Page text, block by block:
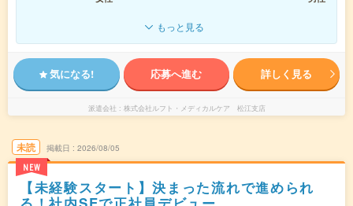
もっと見る
気になる! 応募へ進む 詳しく見る
派遣会社 株式会社ルフト・メディカルケア 松江支店
未読
NEW
掲載日 2026/08/05
【未経験スタート】決まった流れで進められ